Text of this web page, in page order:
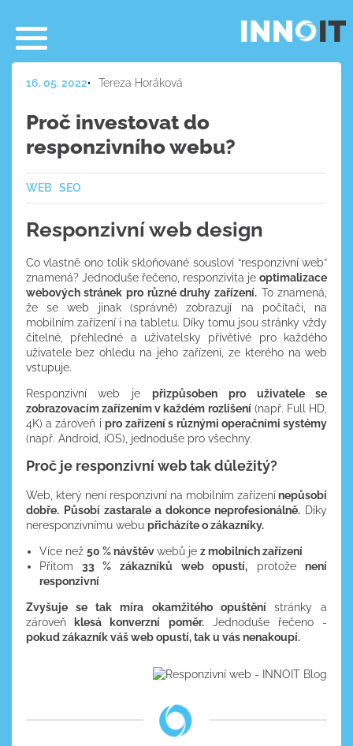
16. 05. 2022 Tereza Horáková
Proč investovat do
responzivního webu?
WEB SEO
Responzivní web design
Co vlastně ono tolik skloňované sousloví “responzivní web”
znamená? Jednoduše řečeno, responzivita jeoptimalizace
webových stránek pro různé druhy zařízení. To znamená,
že se web jinak (správně) zobrazují na počítači, na
mobilním zařízení i na tabletu. Díky tomu jsou stránky vždy
čitelné, přehledné a uživatelsky přívětivé pro každého
uživatele bez ohledu na jeho zařízení, ze kterého na web
vstupuje.
Responzivní web je přizpůsoben pro uživatele se
zobrazovacím zařízením v každém rozlišení(např. Full HD,
4K) a zároveň ipro zařízení s různými operačními systémy
(např. Android, iOS), jednoduše pro všechny.
Proč je responzivní web tak důležitý?
Web, který není responzivní na mobilním zařízenínepůsobí
dobře. Působí zastarale a dokonce neprofesionálně. Díky
neresponzivnímu webu přicházíte o zákazníky.
Více než50 % návštěvwebů jez mobilních zařízení
Přitom 33 % zákazníků web opustí, protoženení
responzivní
Zvyšuje se tak míra okamžitého opuštěnístránky a
zároveňklesá konverzní poměr.Jednoduše řečeno -
pokud zákazník váš web opustí, tak u vás nenakoupí.